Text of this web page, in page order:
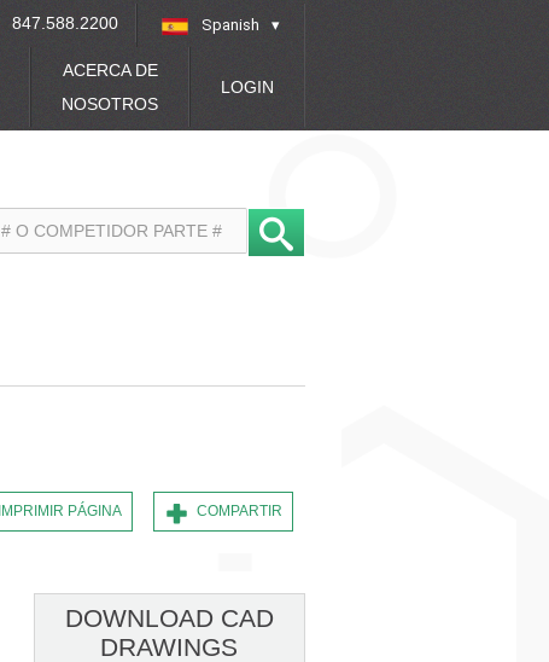
Spanish
847.588.2200
ACERCA DE
NOSOTROS
LOGIN
COMPARTIR
IMPRIMIR PÁGINA
DOWNLOAD CAD
DRAWINGS